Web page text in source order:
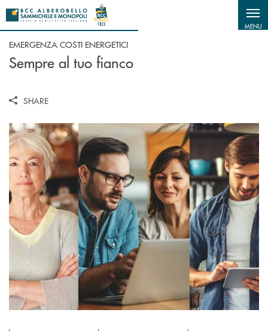
Salta al contenuto principale
MENU
EMERGENZA COSTI ENERGETICI
Sempre al tuo fianco
SHARE